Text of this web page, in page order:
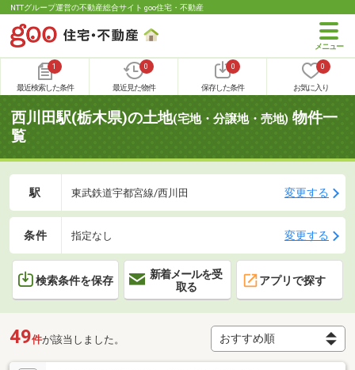
NTTグループ運営の不動産総合サイト goo住宅・不動産
1
最近検索した条件
0
最近見た物件
0
保存した条件
0
お気に入り
西川田駅(栃木県)の土地(宅地・分譲地・売地) 物件一
覧
駅 東武鉄道宇都宮線/西川田 変更する
条件 指定なし 変更する
検索条件を保存
新着メールを受
取る
アプリで探す
49件が該当しました。